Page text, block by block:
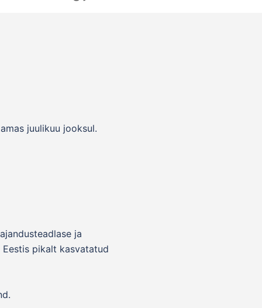
juulikuu jooksul.
ja
pikalt kasvatatud